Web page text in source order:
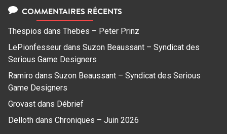
COMMENTAIRES RÉCENTS
Thespios dans Thebes – Peter Prinz
LePionfesseur dans Suzon Beaussant – Syndicat des
Serious Game Designers
Ramiro dans Suzon Beaussant – Syndicat des Serious
Game Designers
Grovast dans Débrief
Delloth dans Chroniques – Juin 2026